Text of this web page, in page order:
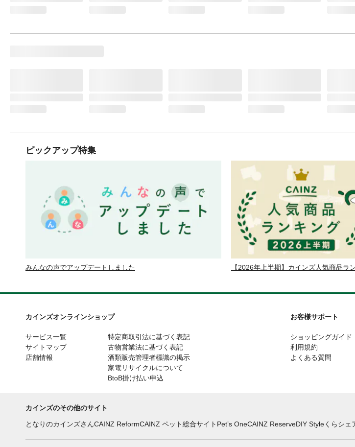
ピックアップ特集
みんなの声でアップデートしました 【2026年上半期】カインズ人気商品ラ
カインズオンラインショップ
サービス一覧
サイトマップ
店舗情報
特定商取引法に基づく表記
古物営業法に基づく表記
酒類販売管理者標識の掲示
家電リサイクルについて
BtoB掛け払い申込
お客様サポート
ショッピングガイド
利用規約
よくある質問
カインズのその他のサイト
となりのカインズさんCAINZ ReformCAINZ ペット総合サイト Pet’s OneCAINZ ReserveDIY Styleくらシェ